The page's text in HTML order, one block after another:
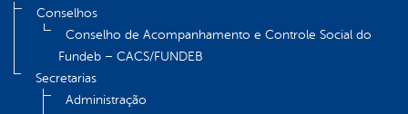
Conselhos
Conselho de Acompanhamento e Controle Social do
Fundeb – CACS/FUNDEB
Secretarias
Administração